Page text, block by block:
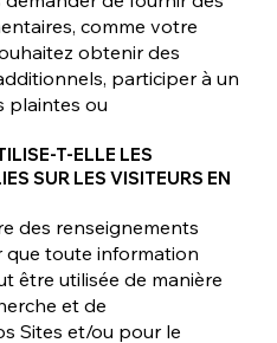
comme votre
obtenir des
participer à un
plaintes ou
T-ELLE LES
SUR LES VISITEURS EN
des renseignements
que toute information
être utilisée de manière
et de
Sites et/ou pour le